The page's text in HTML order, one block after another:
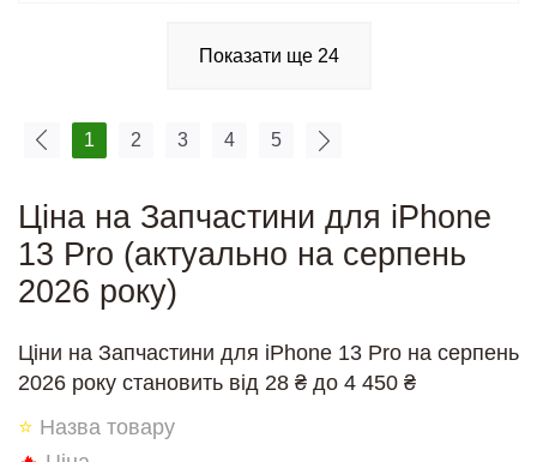
Показати ще 24
1 2 3 4 5
Ціна на Запчастини для iPhone
13 Pro (актуально на серпень
2026 року)
Ціни на Запчастини для iPhone 13 Pro на серпень
2026 року становить від 28 ₴ до 4 450 ₴
⭐ Назва товару